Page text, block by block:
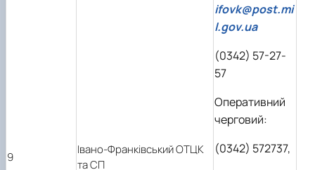
9
Івано-Франківський ОТЦК
та СП
ifovk@post.mi
l.gov.ua
(0342) 57-27-
57
Оперативний
черговий:
(0342) 572737,